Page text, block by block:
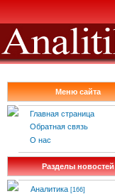
Меню сайта
Главная страница
Обратная связь
О нас
Разделы новостей
Аналитика [166]